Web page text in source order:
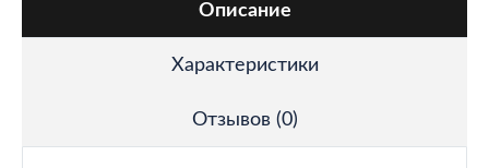
Описание
Характеристики
Отзывов (0)